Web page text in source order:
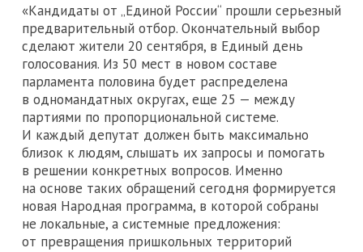
«Кандидаты от „Единой России“ прошли серьезный
предварительный отбор. Окончательный выбор
сделают жители 20 сентября, в Единый день
голосования. Из 50 мест в новом составе
парламента половина будет распределена
в одномандатных округах, еще 25 — между
партиями по пропорциональной системе.
И каждый депутат должен быть максимально
близок к людям, слышать их запросы и помогать
в решении конкретных вопросов. Именно
на основе таких обращений сегодня формируется
новая Народная программа, в которой собраны
не локальные, а системные предложения:
от превращения пришкольных территорий